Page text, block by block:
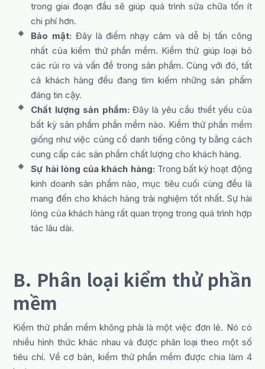
trong giai đoạn đầu sẽ giúp quá trình sửa chữa tốn ít
chi phí hơn.
Bảo mật: Đây là điểm nhạy cảm và dễ bị tấn công
nhất của kiểm thử phần mềm. Kiểm thử giúp loại bỏ
các rủi ro và vấn đề trong sản phẩm. Cùng với đó, tất
cả khách hàng đều đang tìm kiếm những sản phẩm
đáng tin cậy.
Chất lượng sản phẩm: Đây là yêu cầu thiết yếu của
bất kỳ sản phẩm phần mềm nào. Kiểm thử phần mềm
giống như việc củng cố danh tiếng công ty bằng cách
cung cấp các sản phẩm chất lượng cho khách hàng.
Sự hài lòng của khách hàng: Trong bất kỳ hoạt động
kinh doanh sản phẩm nào, mục tiêu cuối cùng đều là
mang đến cho khách hàng trải nghiệm tốt nhất. Sự hài
lòng của khách hàng rất quan trọng trong quá trình hợp
tác lâu dài.
B. Phân loại kiểm thử phần
mềm
Kiểm thử phần mềm không phải là một việc đơn lẻ. Nó có
nhiều hình thức khác nhau và được phân loại theo một số
tiêu chí. Về cơ bản, kiểm thử phần mềm được chia làm 4